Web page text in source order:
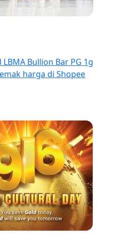
LBMA Bullion Bar PG 1g
harga di Shopee